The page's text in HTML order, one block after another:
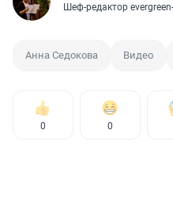
Шеф-редактор
Анна Седокова Видео
0 0